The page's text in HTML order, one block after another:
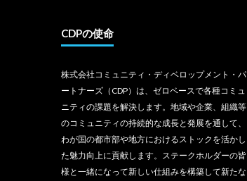
CDPの使命
株式会社コミュニティ・ディベロップメント・パ
ートナーズ（CDP）は、ゼロベースで各種コミュ
ニティの課題を解決します。地域や企業、組織等
のコミュニティの持続的な成長と発展を通して、
わが国の都市部や地方におけるストックを活かし
た魅力向上に貢献します。ステークホルダーの皆
様と一緒になって新しい仕組みを構築して新たな